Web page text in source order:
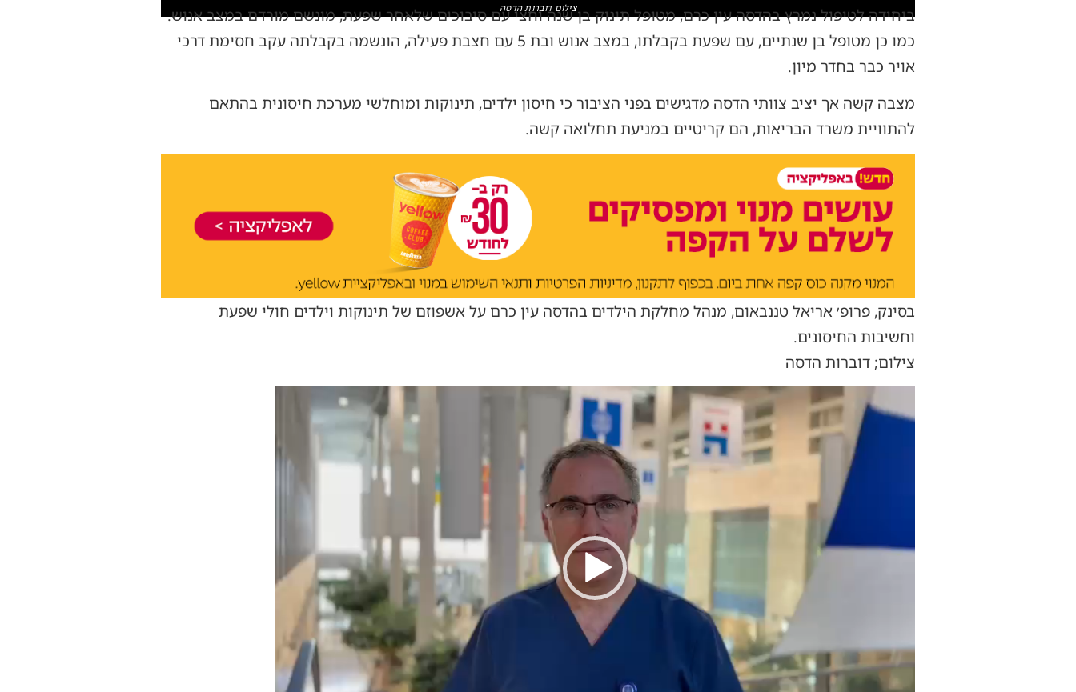
צילום דוברות הדסה
ביחידה לטיפול נמרץ בהדסה עין כרם, מטופל תינוק בן שנה וחצי עם סיבוכים שלאחר שפעת, מונשם מורדם במצב אנוש.
כמו כן מטופל בן שנתיים, עם שפעת בקבלתו, במצב אנוש ובת 5 עם חצבת פעילה, הונשמה בקבלתה עקב חסימת דרכי
אויר כבר בחדר מיון.
מצבה קשה אך יציב צוותי הדסה מדגישים בפני הציבור כי חיסון ילדים, תינוקות ומוחלשי מערכת חיסונית בהתאם
להתוויית משרד הבריאות, הם קריטיים במניעת תחלואה קשה.
בסינק, פרופ׳ אריאל טננבאום, מנהל מחלקת הילדים בהדסה עין כרם על אשפוזם של תינוקות וילדים חולי שפעת
וחשיבות החיסונים.
צילום; דוברות הדסה
וידאו